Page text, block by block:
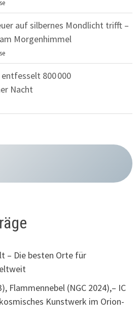
auf silbernes Mondlicht trifft –
Morgenhimmel
800 000
Nacht
– Die besten Orte für
Flammennebel (NGC 2024),– IC
Kunstwerk im Orion-